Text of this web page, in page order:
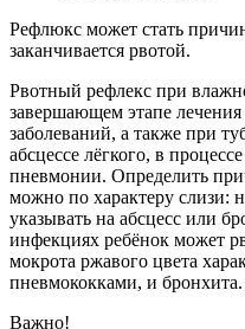
Рефлюкс может стать
заканчивается рвотой.
Рвотный рефлекс при
завершающем этапе
заболеваний, а также при
абсцессе лёгкого, в
пневмонии. Определить
можно по характеру слизи:
указывать на абсцесс или
инфекциях ребёнок может
мокрота ржавого цвета
пневмококками, и бронхита.
Важно!